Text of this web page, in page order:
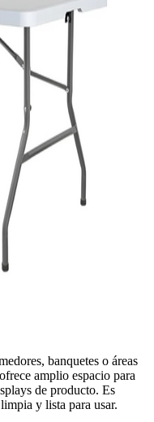
banquetes o áreas
amplio espacio para
de producto. Es
y lista para usar.